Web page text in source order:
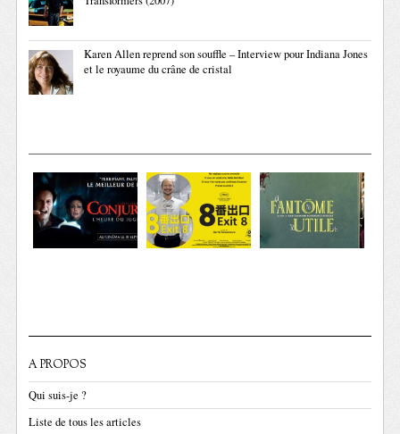
Karen Allen reprend son souffle – Interview pour Indiana Jones
et le royaume du crâne de cristal
A PROPOS
Qui suis-je ?
Liste de tous les articles